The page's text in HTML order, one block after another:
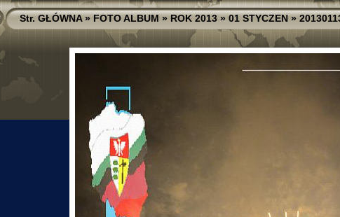
Str. GŁÓWNA»FOTO ALBUM»ROK 2013»01 STYCZEN»